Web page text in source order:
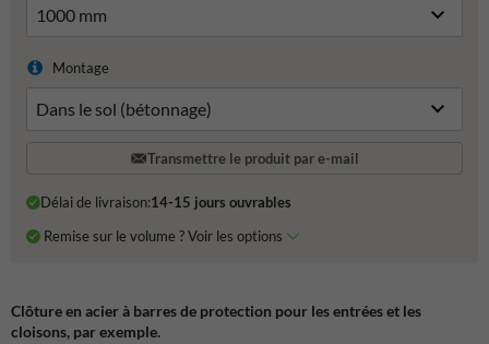
Montage
Transmettre le produit par e-mail
Délai de livraison:14-15 jours ouvrables
Remise sur le volume ? Voir les options
Clôture en acier à barres de protection pour les entrées et les
cloisons, par exemple.